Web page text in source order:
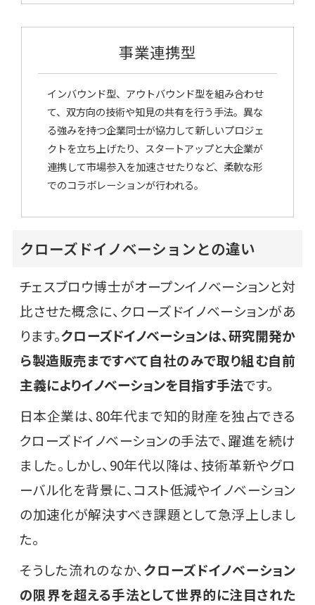
事業連携型
インバウンド型、アウトバウンド型を組み合わせ
て、双方向の技術や知見の共有を行う手法。異な
る強みを持つ企業同士が協力して新しいプロジェ
クトを立ち上げたり、スタートアップと大企業が
連携して市場参入を加速させたりなど、柔軟な形
でのコラボレーションが行われる。
クローズドイノベーションとの違い
チェスブロウ博士がオープンイノベーションと対
比させた概念に、クローズドイノベーションがあ
ります。クローズドイノベーションは、研究開発か
ら製造販売まですべて自社のみで取り組む自前
主義によりイノベーションを目指す手法です。
日本企業は、80年代まで知的財産を独占できる
クローズドイノベーションの手法で、躍進を続け
ました。しかし、90年代以降は、技術革新やグロ
ーバル化を背景に、コスト低減やイノベーション
の加速化が解決すべき課題として急浮上しまし
た。
そうした流れのなか、クローズドイノベーション
の限界を超える手法として世界的に注目された